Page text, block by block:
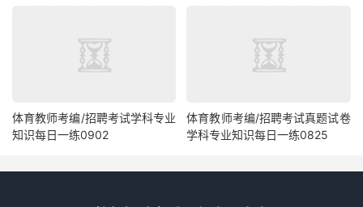
体育教师考编/招聘考试学科专业
知识每日一练0902
体育教师考编/招聘考试真题试卷
学科专业知识每日一练0825